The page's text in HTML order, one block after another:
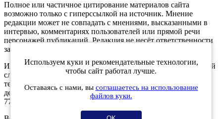
Полное или частичное цитирование материалов сайта
возможно только с гиперссылкой на источник. Мнение
редакции может не совпадать с мнениями, высказанными в
интервью, комментариях пользователей или прямой речи
персонажей публикаций. Редакция не несёт ответственности
за текст комментариев читателей.
Интернет-портал Kirov.online зарегистрирован в Федеральной
службе по надзору в сфере связи, информационных
технологий и массовых коммуникаций (Роскомнадзор) 5
декабря 2019 года. Регистрационный номер ЭЛ № ФС 77 -
77189.
Используем куки и рекомендательные технологии,
чтобы сайт работал лучше.
Оставаясь с нами, вы соглашаетесь на использование
файлов куки.